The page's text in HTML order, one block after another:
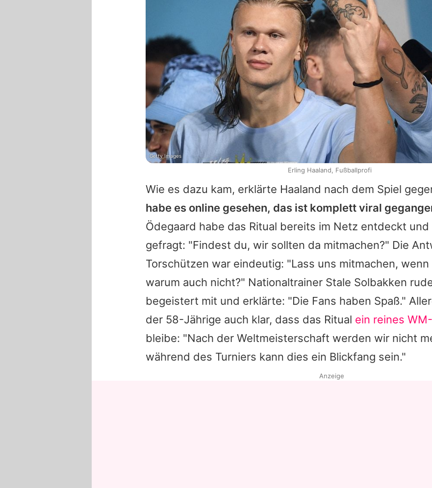
Wie es dazu kam, erklärte Haaland nach dem Spiel
habe es online gesehen, das ist komplett viral
Ödegaard habe das Ritual bereits im Netz entdeckt
gefragt: "Findest du, wir sollten da mitmachen?" Die
Torschützen war eindeutig: "Lass uns mitmachen,
warum auch nicht?" Nationaltrainer Stale Solbakken
begeistert mit und erklärte: "Die Fans haben Spaß."
der 58-Jährige auch klar, dass das Ritual ein reines
bleibe: "Nach der Weltmeisterschaft werden wir nicht
während des Turniers kann dies ein Blickfang sein."
Getty Images
Erling Haaland, Fußballprofi
Anzeige